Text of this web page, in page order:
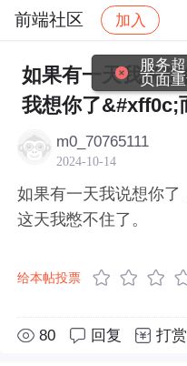
前端社区 加入
社区 前端社区 感
如果有一天我说
我想你了&#xff0c;
m0_70765111
2024-10-14
如果有一天我说想你
这天我憋不住了。
给本帖投票
80 回复 打赏
服务
页面